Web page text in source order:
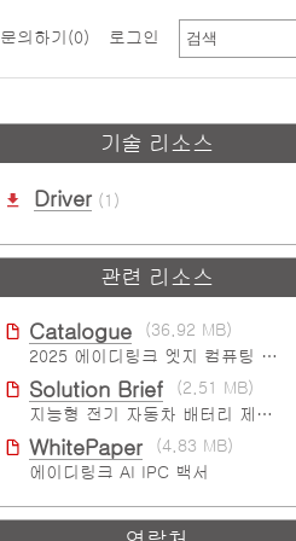
문의하기 (0) 로그인
기술 리소스
Driver (1)
관련 리소스
Catalogue
(36.92 MB)
2025 에이디링크 엣지 컴퓨팅 플랫폼 카탈로그
Solution Brief
(2.51 MB)
지능형 전기 자동차 배터리 제조 솔루션
WhitePaper
(4.83 MB)
에이디링크 AI IPC 백서